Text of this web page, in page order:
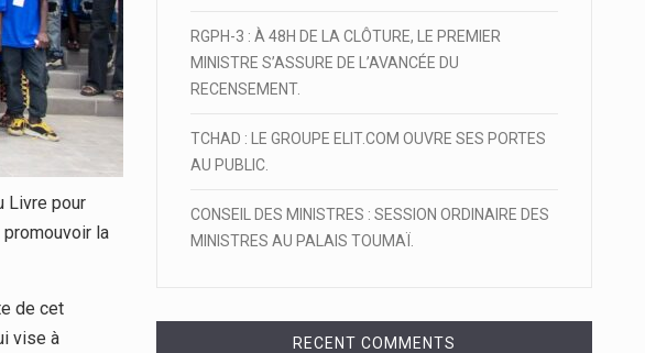
Livre pour
promouvoir la
de cet
vise à
RGPH-3 : À 48H DE LA CLÔTURE, LE PREMIER
MINISTRE S’ASSURE DE L’AVANCÉE DU
RECENSEMENT.
TCHAD : LE GROUPE ELIT.COM OUVRE SES PORTES
AU PUBLIC.
CONSEIL DES MINISTRES : SESSION ORDINAIRE DES
MINISTRES AU PALAIS TOUMAÏ.
RECENT COMMENTS